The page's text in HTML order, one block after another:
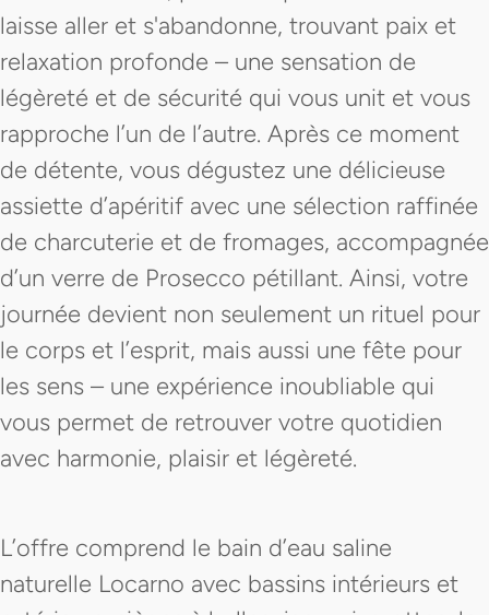
laisse aller et s'abandonne, trouvant paix et
relaxation profonde – une sensation de
légèreté et de sécurité qui vous unit et vous
rapproche l’un de l’autre. Après ce moment
de détente, vous dégustez une délicieuse
assiette d’apéritif avec une sélection raffinée
de charcuterie et de fromages, accompagnée
d’un verre de Prosecco pétillant. Ainsi, votre
journée devient non seulement un rituel pour
le corps et l’esprit, mais aussi une fête pour
les sens – une expérience inoubliable qui
vous permet de retrouver votre quotidien
avec harmonie, plaisir et légèreté.
L’offre comprend le bain d’eau saline
naturelle Locarno avec bassins intérieurs et